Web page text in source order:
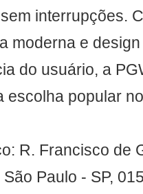
interrupções.
moderna e
do usuário, a
escolha popular
R. Francisco de
Paulo - SP,